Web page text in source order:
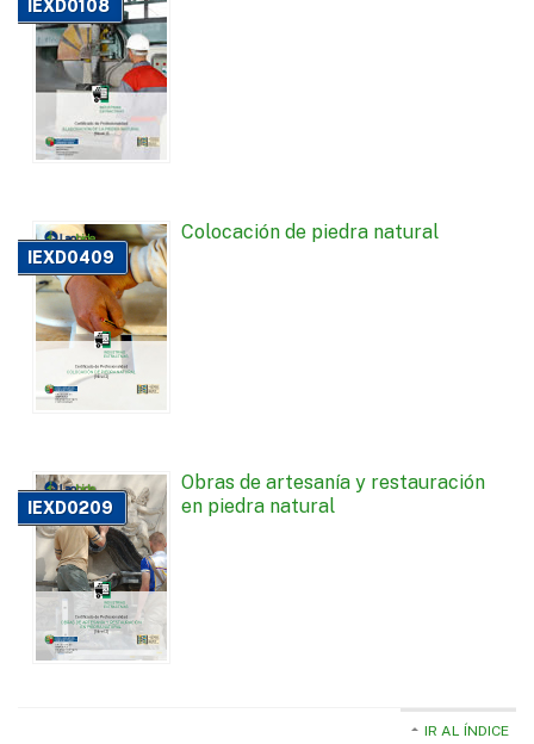
IEXD0108
IEXD0409
Colocación de piedra natural
IEXD0209
Obras de artesanía y restauración
en piedra natural
IR AL ÍNDICE